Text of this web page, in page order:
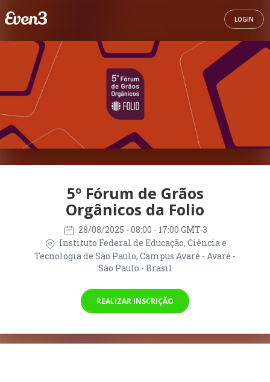
LOGIN
5º Fórum de Grãos
Orgânicos da Folio
28/08/2025 - 08:00 - 17:00 GMT-3
Instituto Federal de Educação, Ciência e
Tecnologia de São Paulo, Campus Avaré - Avaré -
São Paulo - Brasil
REALIZAR INSCRIÇÃO